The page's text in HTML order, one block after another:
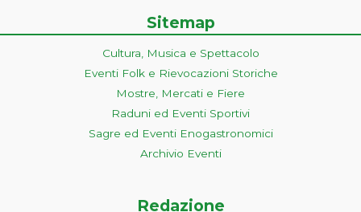
Sitemap
Cultura, Musica e Spettacolo
Eventi Folk e Rievocazioni Storiche
Mostre, Mercati e Fiere
Raduni ed Eventi Sportivi
Sagre ed Eventi Enogastronomici
Archivio Eventi
Redazione